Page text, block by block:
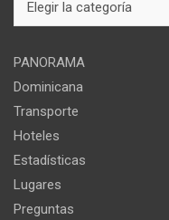
del
PANORAMA
Dominicana
Transporte
Hoteles
Estadísticas
Lugares
Preguntas